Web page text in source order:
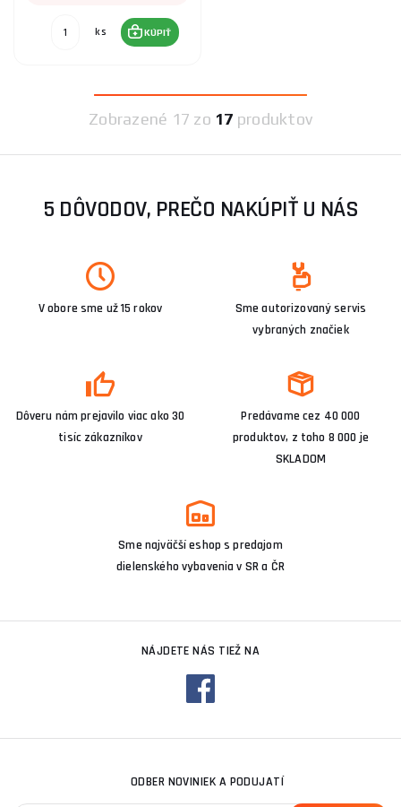
ks KÚPIŤ
Zobrazené 17 zo 17 produktov
5 DÔVODOV, PREČO NAKÚPIŤ U NÁS
V obore sme už 15 rokov
Sme autorizovaný servis
vybraných značiek
Dôveru nám prejavilo viac ako 30
tisíc zákazníkov
Predávame cez 40 000
produktov, z toho 8 000 je
SKLADOM
Sme najväčší eshop s predajom
dielenského vybavenia v SR a ČR
NÁJDETE NÁS TIEŽ NA
ODBER NOVINIEK A PODUJATÍ